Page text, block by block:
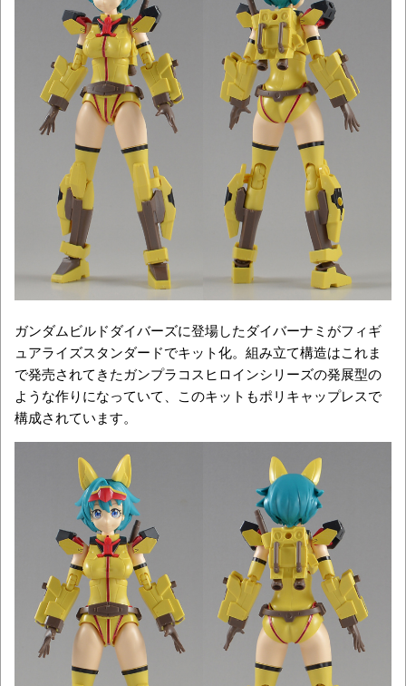
ガンダムビルドダイバーズに登場したダイバーナミがフィギ
ュアライズスタンダードでキット化。組み立て構造はこれま
で発売されてきたガンプラコスヒロインシリーズの発展型の
ような作りになっていて、このキットもポリキャップレスで
構成されています。